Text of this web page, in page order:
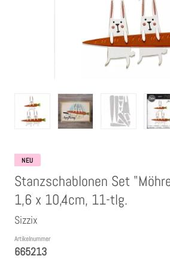
Embossing Pulver WOW
Kartendeko Embellishments
Präge-, Universal- Maskierschablonen
Papiere
NEU
Stanzschablonen Set
1,6 x 10,4cm, 11-tlg.
Sizzix
Artikelnummer
665213